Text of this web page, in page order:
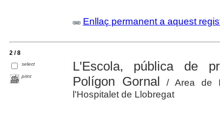
Enllaç permanent a aquest
2 / 8
select
print
L'Escola, pública de
Polígon Gornal / Area de
l'Hospitalet de Llobregat